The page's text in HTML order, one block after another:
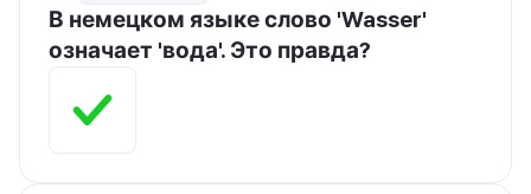
В немецком языке слово 'Wasser'
означает 'вода'. Это правда?